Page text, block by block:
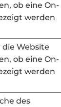
ob eine On-
werden
Website
ob eine On-
werden
des